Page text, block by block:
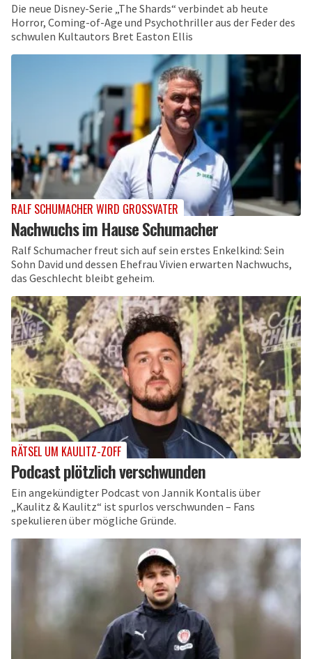
Die neue Disney-Serie „The Shards“ verbindet ab heute
Horror, Coming-of-Age und Psychothriller aus der Feder des
schwulen Kultautors Bret Easton Ellis
RALF SCHUMACHER WIRD GROSSVATER
Nachwuchs im Hause Schumacher
Ralf Schumacher freut sich auf sein erstes Enkelkind: Sein
Sohn David und dessen Ehefrau Vivien erwarten Nachwuchs,
das Geschlecht bleibt geheim.
RÄTSEL UM KAULITZ-ZOFF
Podcast plötzlich verschwunden
Ein angekündigter Podcast von Jannik Kontalis über
„Kaulitz & Kaulitz“ ist spurlos verschwunden – Fans
spekulieren über mögliche Gründe.